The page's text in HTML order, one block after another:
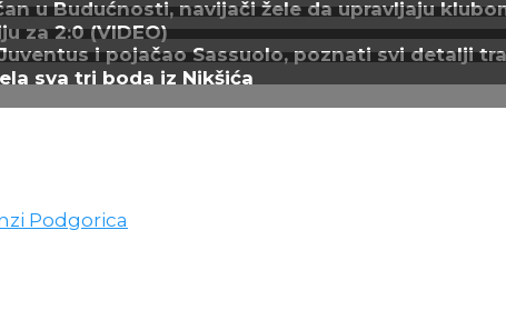
u Budućnosti, navijači žele da upravljaju
za 2:0 (VIDEO)
i pojačao Sassuolo, poznati svi detalji
sva tri boda iz Nikšića